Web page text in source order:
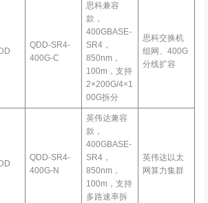
QDD-SR4-
400G-C
思科兼容
款，
400GBASE-
SR4，
850nm，
100m，支持
2×200G/4×1
00G拆分
思科交换机
组网、400G
分线扩容
QDD-SR4-
400G-N
英伟达兼容
款，
400GBASE-
SR4，
850nm，
100m，支持
多路速率拆
英伟达以太
网算力集群